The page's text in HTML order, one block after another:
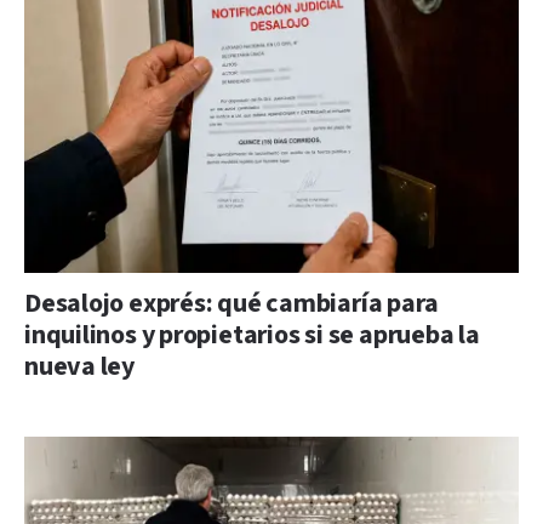
Desalojo exprés: qué cambiaría para
inquilinos y propietarios si se aprueba la
nueva ley